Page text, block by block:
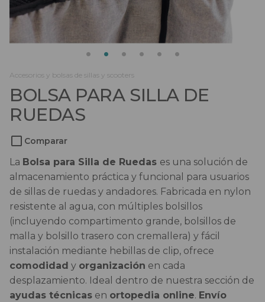
Accesorios y bolsas de sillas y scooters
BOLSA PARA SILLA DE
RUEDAS
Comparar
La Bolsa para Silla de Ruedas es una solución de
almacenamiento práctica y funcional para usuarios
de sillas de ruedas y andadores. Fabricada en nylon
resistente al agua, con múltiples bolsillos
(incluyendo compartimento grande, bolsillos de
malla y bolsillo trasero con cremallera) y fácil
instalación mediante hebillas de clip, ofrece
comodidad y organización en cada
desplazamiento. Ideal dentro de nuestra sección de
ayudas técnicas en ortopedia online. Envío
Salvaescaleras
Sillas de ruedas eléctricas